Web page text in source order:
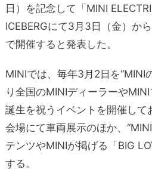
日）を記念して「MINI
ICEBERGにて3月3日（金）か
で開催すると発表した。
MINIでは、毎年3月2日を“MINI
り全国のMINIディーラーや
誕生を祝うイベントを開催して
会場にて車両展示のほか、
テンツやMINIが掲げる「BIG
する。